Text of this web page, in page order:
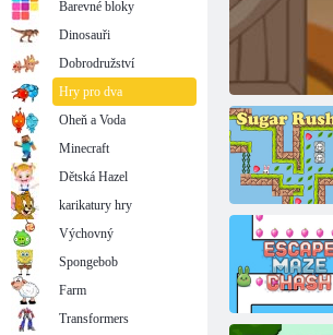
Drtič cukru
Barevné bloky
Dinosauři
Dobrodružství
Hry pro dva
Oheň a Voda
Minecraft
Dětská Hazel
karikatury hry
Výchovný
Spongebob
Farm
Transformers